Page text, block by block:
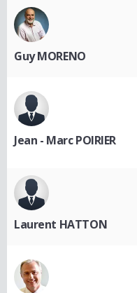
Guy MORENO
Jean - Marc POIRIER
Laurent HATTON